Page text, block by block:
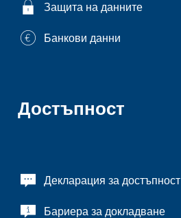
Защита на данните
Банкови данни
Достъпност
Декларация за достъпност
Бариера за докладване